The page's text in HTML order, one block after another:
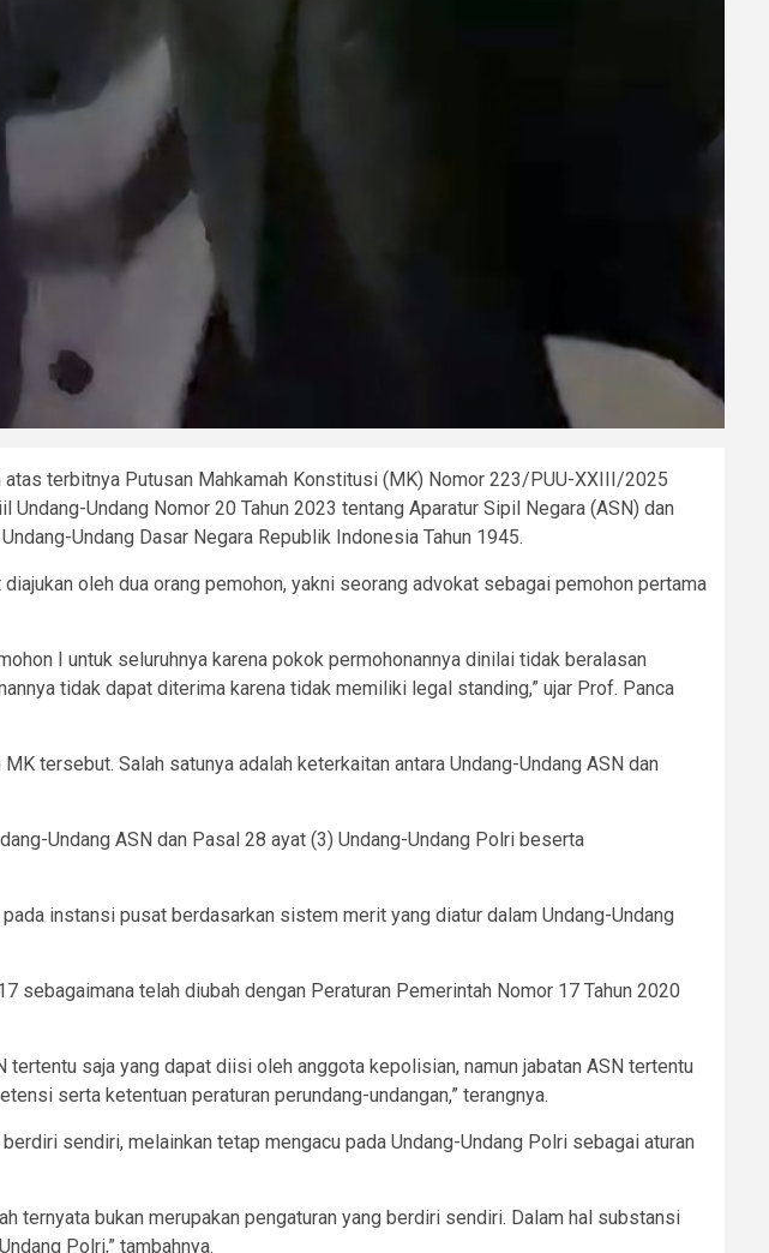
terbitnya Putusan Mahkamah Konstitusi (MK) Nomor 223/PUU-XXIII/2025
Undang Nomor 20 Tahun 2023 tentang Aparatur Sipil Negara (ASN) dan
Undang Dasar Negara Republik Indonesia Tahun 1945.
oleh dua orang pemohon, yakni seorang advokat sebagai pemohon pertama
I untuk seluruhnya karena pokok permohonannya dinilai tidak beralasan
tidak dapat diterima karena tidak memiliki legal standing,” ujar Prof. Panca
tersebut. Salah satunya adalah keterkaitan antara Undang-Undang ASN dan
Undang ASN dan Pasal 28 ayat (3) Undang-Undang Polri beserta
instansi pusat berdasarkan sistem merit yang diatur dalam Undang-Undang
sebagaimana telah diubah dengan Peraturan Pemerintah Nomor 17 Tahun 2020
saja yang dapat diisi oleh anggota kepolisian, namun jabatan ASN tertentu
serta ketentuan peraturan perundang-undangan,” terangnya.
sendiri, melainkan tetap mengacu pada Undang-Undang Polri sebagai aturan
ternyata bukan merupakan pengaturan yang berdiri sendiri. Dalam hal substansi
Polri,” tambahnya.